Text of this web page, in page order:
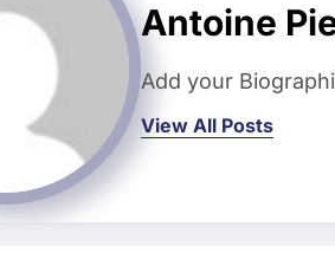
Antoine
Add your
View All Posts